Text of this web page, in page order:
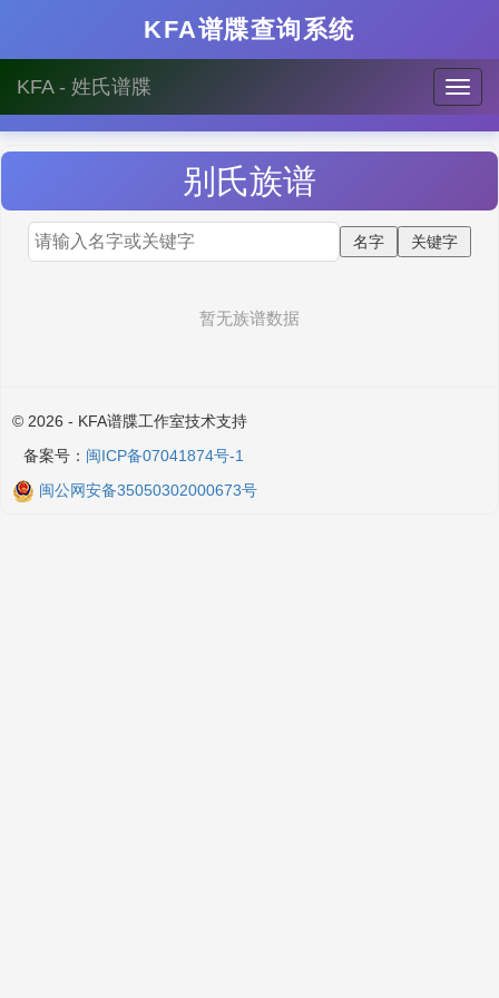
KFA谱牒查询系统
KFA - 姓氏谱牒
别 氏族谱
暂无族谱数据
© 2026 - KFA谱牒工作室技术支持
备案号： 闽ICP备07041874号-1
闽公网安备35050302000673号